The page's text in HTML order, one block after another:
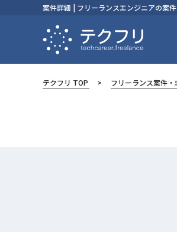
案件詳細 | フリーランスエンジニアの案件
テクフリ TOP フリーランス案件・